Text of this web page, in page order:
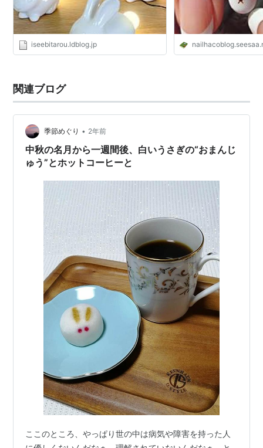
iseebitarou.ldblog.jp
関連ブログ
季節めぐり • 2年前
中秋の名月から一週間後、白いうさぎの“おまんじ
ゅう”とホットコーヒーと
ここのところ、やっぱり世の中は病気や障害を持った人